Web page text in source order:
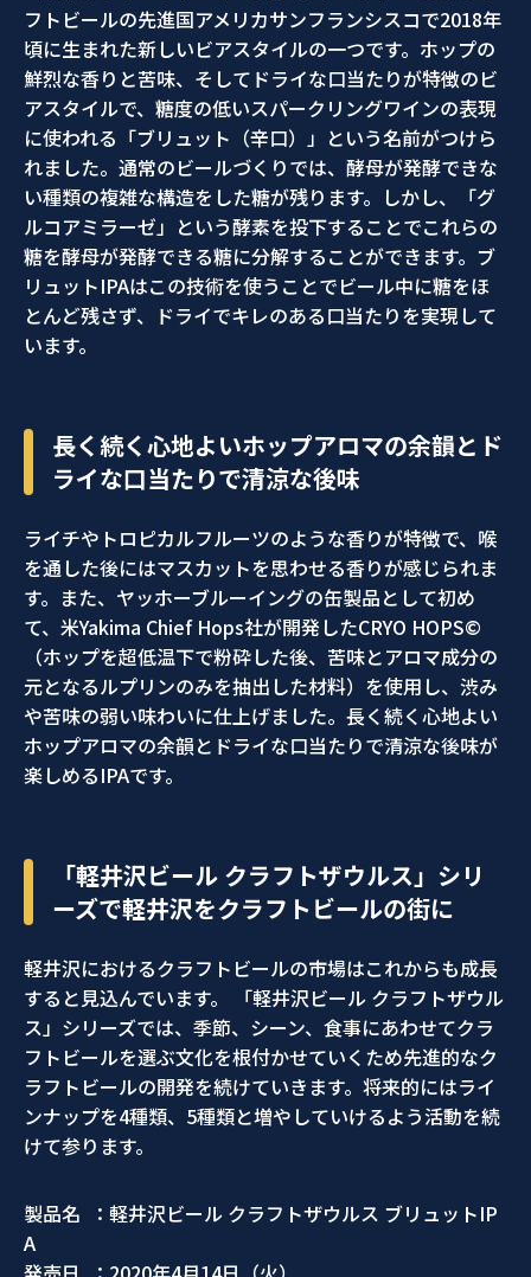
フトビールの先進国アメリカサンフランシスコで2018年
頃に生まれた新しいビアスタイルの一つです。ホップの
鮮烈な香りと苦味、そしてドライな口当たりが特徴のビ
アスタイルで、糖度の低いスパークリングワインの表現
に使われる「ブリュット（辛口）」という名前がつけら
れました。通常のビールづくりでは、酵母が発酵できな
い種類の複雑な構造をした糖が残ります。しかし、「グ
ルコアミラーゼ」という酵素を投下することでこれらの
糖を酵母が発酵できる糖に分解することができます。ブ
リュットIPAはこの技術を使うことでビール中に糖をほ
とんど残さず、ドライでキレのある口当たりを実現して
います。
長く続く心地よいホップアロマの余韻とド
ライな口当たりで清涼な後味
ライチやトロピカルフルーツのような香りが特徴で、喉
を通した後にはマスカットを思わせる香りが感じられま
す。また、ヤッホーブルーイングの缶製品として初め
て、米Yakima Chief Hops社が開発したCRYO HOPS©
（ホップを超低温下で粉砕した後、苦味とアロマ成分の
元となるルプリンのみを抽出した材料）を使用し、渋み
や苦味の弱い味わいに仕上げました。長く続く心地よい
ホップアロマの余韻とドライな口当たりで清涼な後味が
楽しめるIPAです。
「軽井沢ビール クラフトザウルス」シリ
ーズで軽井沢をクラフトビールの街に
軽井沢におけるクラフトビールの市場はこれからも成長
すると見込んでいます。 「軽井沢ビール クラフトザウル
ス」シリーズでは、季節、シーン、食事にあわせてクラ
フトビールを選ぶ文化を根付かせていくため先進的なク
ラフトビールの開発を続けていきます。将来的にはライ
ンナップを4種類、5種類と増やしていけるよう活動を続
けて参ります。
製品名 ：軽井沢ビール クラフトザウルス ブリュットIP
A